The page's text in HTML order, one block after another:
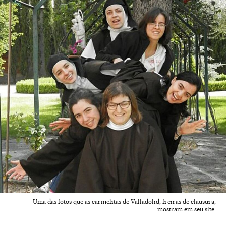
Uma das fotos que as carmelitas de Valladolid, freiras de clausura,
mostram em seu site.